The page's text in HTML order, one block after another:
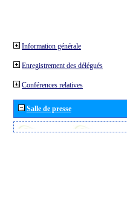
Information générale
Enregistrement des délégués
Conférences relatives
Salle de presse